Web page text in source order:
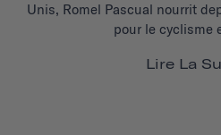
Unis, Romel Pascual nourrit
pour le cyclisme
Lire La